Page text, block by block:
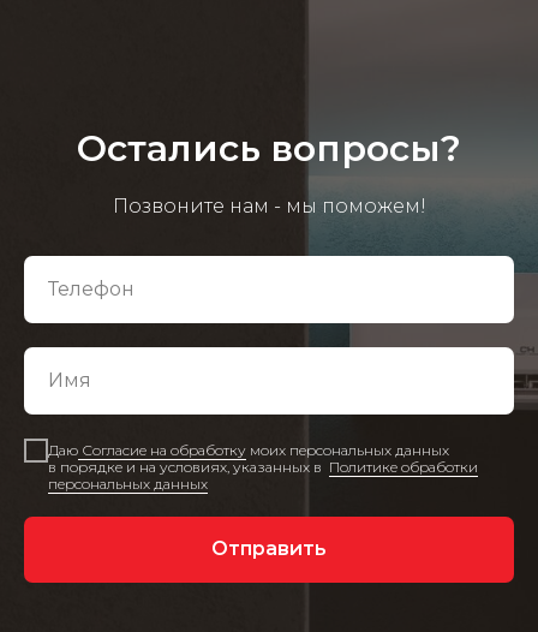
Остались вопросы?
Позвоните нам - мы поможем!
Даю Согласие на обработку моих персональных данных
в порядке и на условиях, указанных в Политике обработки
персональных данных
Отправить